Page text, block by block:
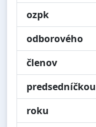
ozpk
odborového
členov
predsedníčkou
roku